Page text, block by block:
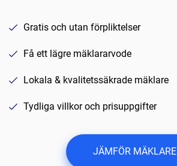
Gratis och utan förpliktelser
Få ett lägre mäklararvode
Lokala & kvalitetssäkrade mäklare
Tydliga villkor och prisuppgifter
JÄMFÖR MÄKLARE